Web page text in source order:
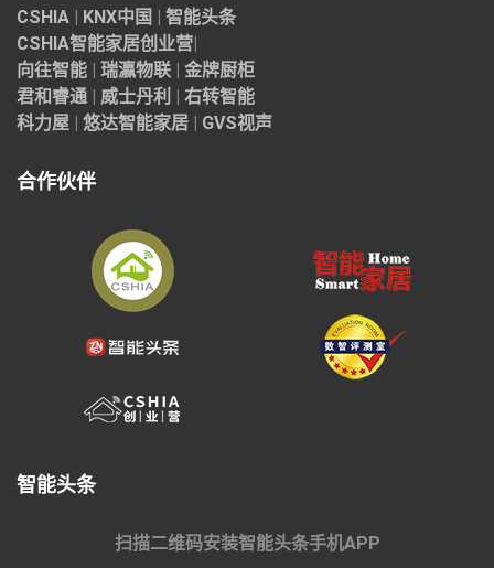
CSHIA | KNX中国 | 智能头条
CSHIA智能家居创业营|
向往智能 | 瑞瀛物联 | 金牌厨柜
君和睿通 | 威士丹利 | 右转智能
科力屋 | 悠达智能家居 | GVS视声
合作伙伴
智能头条
扫描二维码安装智能头条手机APP